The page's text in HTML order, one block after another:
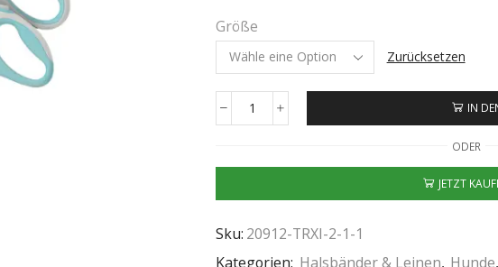
Größe
Zurücksetzen
IN
ODER
JETZT
Sku: 20912-TRXI-2-1-1
Kategorien: Halsbänder & Leinen, Hunde,